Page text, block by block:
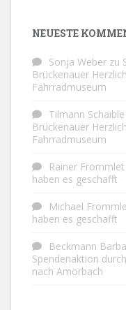
NEUESTE
Sonja Weber zu
Brückenauer
Fahrradmuseum
Tilmann Schaible
Brückenauer
Fahrradmuseum
Rainer Frommlet
haben es geschafft
Michael
haben es geschafft
Beckmann
Spendenaktion
nach Amorbach